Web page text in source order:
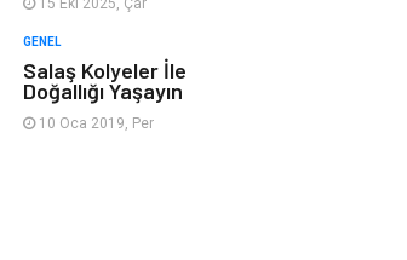
Veteriner
GENEL
Salaş Kolyeler İle
Doğallığı Yaşayın
10 Oca 2019, Per